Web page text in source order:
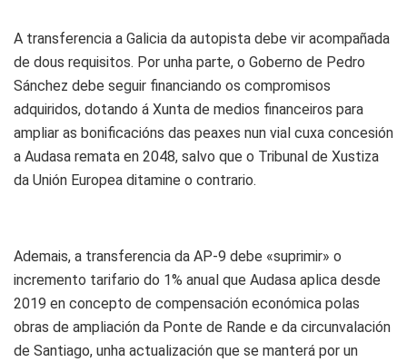
A transferencia a Galicia da autopista debe vir acompañada
de dous requisitos. Por unha parte, o Goberno de Pedro
Sánchez debe seguir financiando os compromisos
adquiridos, dotando á Xunta de medios financeiros para
ampliar as bonificacións das peaxes nun vial cuxa concesión
a Audasa remata en 2048, salvo que o Tribunal de Xustiza
da Unión Europea ditamine o contrario.
Ademais, a transferencia da AP-9 debe «suprimir» o
incremento tarifario do 1% anual que Audasa aplica desde
2019 en concepto de compensación económica polas
obras de ampliación da Ponte de Rande e da circunvalación
de Santiago, unha actualización que se manterá por un